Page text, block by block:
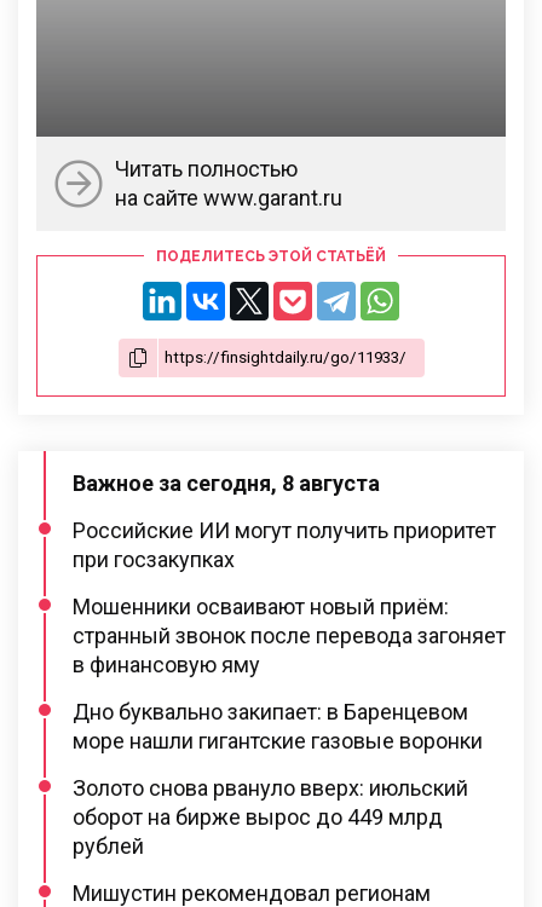
Читать полностью
на сайте www.garant.ru
ПОДЕЛИТЕСЬ ЭТОЙ СТАТЬЁЙ
Важное за сегодня, 8 августа
Российские ИИ могут получить приоритет
при госзакупках
Мошенники осваивают новый приём:
странный звонок после перевода загоняет
в финансовую яму
Дно буквально закипает: в Баренцевом
море нашли гигантские газовые воронки
Золото снова рвануло вверх: июльский
оборот на бирже вырос до 449 млрд
рублей
Мишустин рекомендовал регионам